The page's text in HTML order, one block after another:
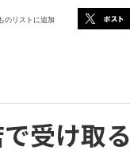
のリストに追加
受け取る